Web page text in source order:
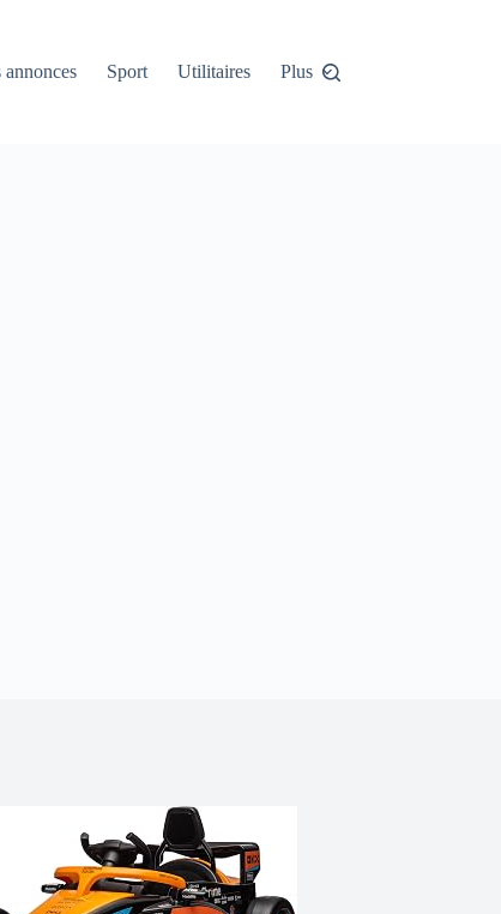
annonces Sport Utilitaires Plus